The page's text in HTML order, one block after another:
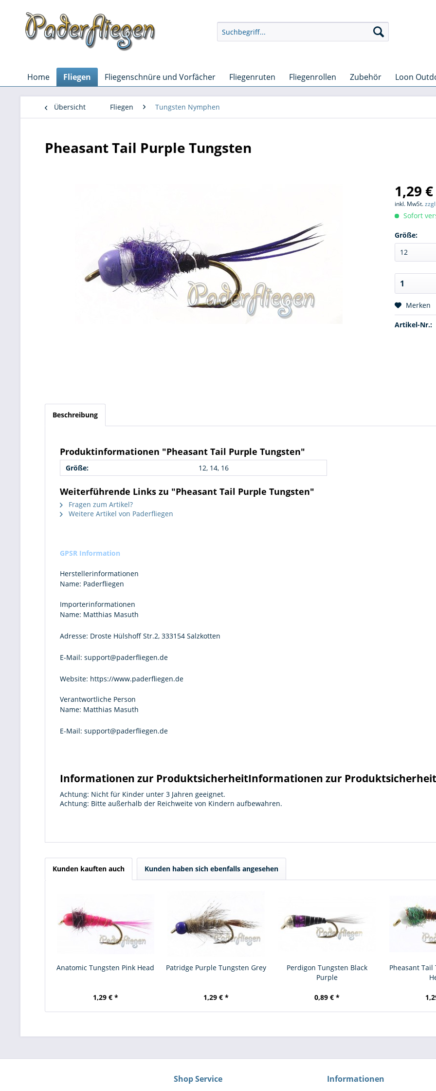
Home Fliegen Fliegenschnüre und Vorfächer Fliegenruten Fliegenrollen Zubehör Loon
Übersicht Fliegen Tungsten Nymphen
Pheasant Tail Purple Tungsten
1,29
inkl. MwSt.
Sofort
Größe:
Merken
Artikel-Nr.:
Beschreibung
Produktinformationen "Pheasant Tail Purple Tungsten"
Größe: 12, 14, 16
Weiterführende Links zu "Pheasant Tail Purple Tungsten"
Fragen zum Artikel?
Weitere Artikel von Paderfliegen
GPSR Information
Herstellerinformationen
Name: Paderfliegen
Importerinformationen
Name: Matthias Masuth
Adresse: Droste Hülshoff Str.2, 333154 Salzkotten
E-Mail: support@paderfliegen.de
Website: https://www.paderfliegen.de
Verantwortliche Person
Name: Matthias Masuth
E-Mail: support@paderfliegen.de
Informationen zur ProduktsicherheitInformationen zur Produktsicherheit
Achtung: Nicht für Kinder unter 3 Jahren geeignet.
Achtung: Bitte außerhalb der Reichweite von Kindern aufbewahren.
Kunden kauften auch Kunden haben sich ebenfalls angesehen
Anatomic Tungsten Pink Head
1,29 € *
Patridge Purple Tungsten Grey
1,29 € *
Perdigon Tungsten Black
Purple
0,89 € *
Pheasant
Shop Service Informationen